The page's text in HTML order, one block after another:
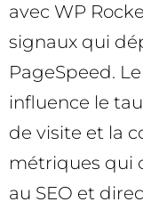
avec WP
signaux qui
PageSpeed.
influence le
de visite et la
métriques qui
au SEO et